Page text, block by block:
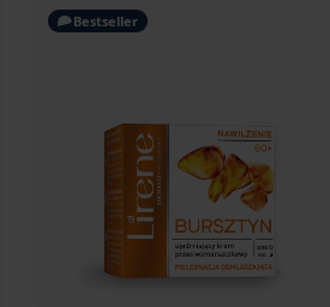
Bestseller